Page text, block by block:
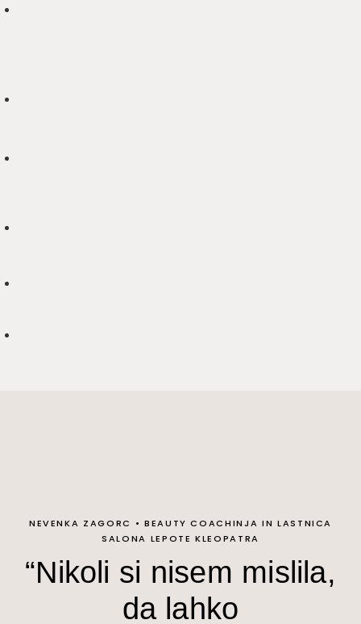
NEVENKA ZAGORC • BEAUTY COACHINJA IN LASTNICA
SALONA LEPOTE KLEOPATRA
“Nikoli si nisem mislila,
da lahko